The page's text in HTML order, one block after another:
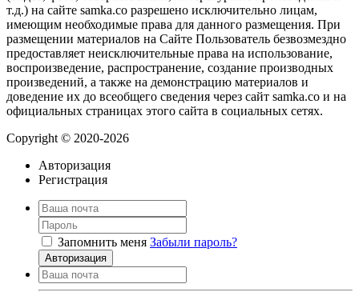
т.д.) на сайте samka.co разрешено исключительно лицам,
имеющим необходимые права для данного размещения. При
размещении материалов на Сайте Пользователь безвозмездно
предоставляет неисключительные права на использование,
воспроизведение, распространение, создание производных
произведений, а также на демонстрацию материалов и
доведение их до всеобщего сведения через сайт samka.co и на
официальных страницах этого сайта в социальных сетях.
Copyright © 2020-2026
Авторизация
Регистрация
Запомнить меня Забыли пароль?
Авторизация